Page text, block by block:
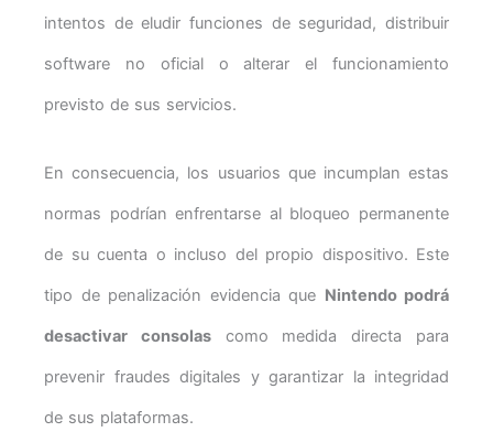
intentos de eludir funciones de seguridad, distribuir
software no oficial o alterar el funcionamiento
previsto de sus servicios.
En consecuencia, los usuarios que incumplan estas
normas podrían enfrentarse al bloqueo permanente
de su cuenta o incluso del propio dispositivo. Este
tipo de penalización evidencia que Nintendo podrá
desactivar consolascomo medida directa para
prevenir fraudes digitales y garantizar la integridad
de sus plataformas.